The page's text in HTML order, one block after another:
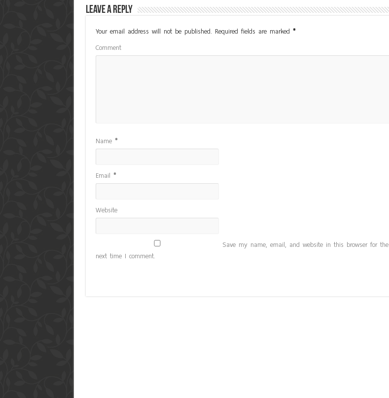
Leave a Reply
Your email address will not be published. Required fields are marked *
Comment
Name *
Email *
Website
Save my name, email, and website in this browser for the
next time I comment.